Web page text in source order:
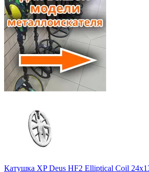
Катушка XP Deus HF2 Elliptical Coil